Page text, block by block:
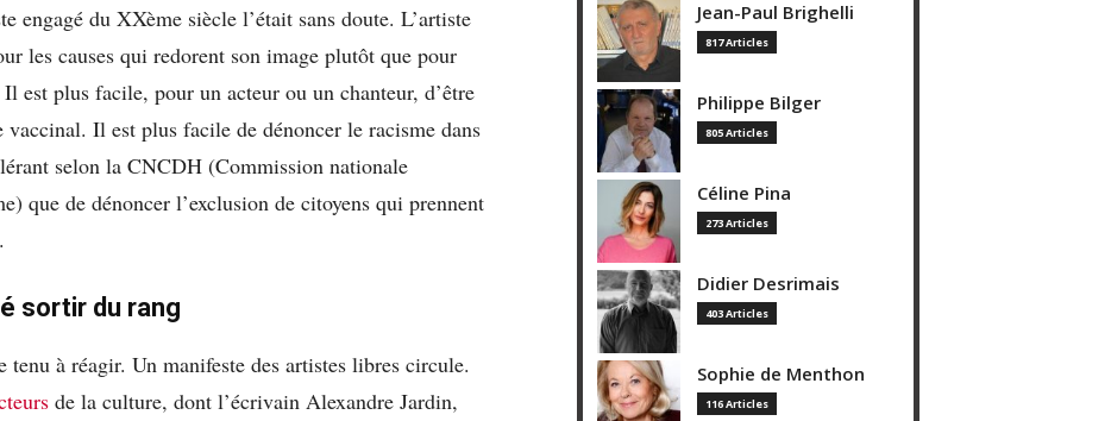
engagé du XXème siècle l’était sans doute. L’artiste
les causes qui redorent son image plutôt que pour
est plus facile, pour un acteur ou un chanteur, d’être
vaccinal. Il est plus facile de dénoncer le racisme dans
selon la CNCDH (Commission nationale
que de dénoncer l’exclusion de citoyens qui prennent
sortir du rang
tenu à réagir. Un manifeste des artistes libres circule.
de la culture, dont l’écrivain Alexandre Jardin,
Jean-Paul Brighelli
817 Articles
Philippe Bilger
805 Articles
Céline Pina
273 Articles
Didier Desrimais
403 Articles
Sophie de Menthon
116 Articles